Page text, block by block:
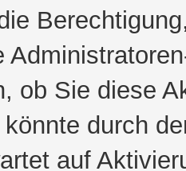
ob Sie diese
durch
auf